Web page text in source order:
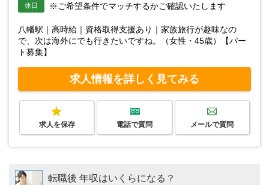
休日 ※ご希望条件でマッチするかご確認いたします
八幡駅｜高時給｜資格取得支援あり｜家族旅行が趣味なの
で、次は海外にでも行きたいですね。（女性・45歳）【パー
ト募集】
求人情報を詳しく見てみる
求人を保存 電話で質問 メールで質問
転職後 年収はいくらになる？